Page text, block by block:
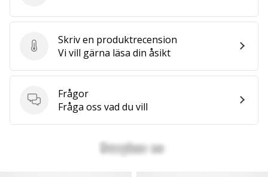
Skriv en produktrecension
Skriv en produktrecension
Vi vill gärna läsa din åsikt
Frågor
Frågor
Fråga oss vad du vill